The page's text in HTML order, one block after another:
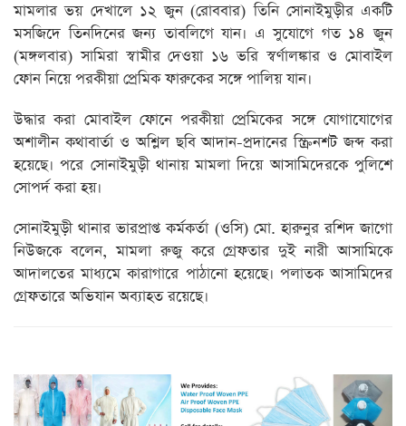
মামলার ভয় দেখালে ১২ জুন (রোববার) তিনি সোনাইমুড়ীর একটি
মসজিদে তিনদিনের জন্য তাবলিগে যান। এ সুযোগে গত ১৪ জুন
(মঙ্গলবার) সামিরা স্বামীর দেওয়া ১৬ ভরি স্বর্ণালঙ্কার ও মোবাইল
ফোন নিয়ে পরকীয়া প্রেমিক ফারুকের সঙ্গে পালিয় যান।
উদ্ধার করা মোবাইল ফোনে পরকীয়া প্রেমিকের সঙ্গে যোগাযোগের
অশালীন কথাবার্তা ও অশ্লিল ছবি আদান-প্রদানের স্ক্রিনশট জব্দ করা
হয়েছে। পরে সোনাইমুড়ী থানায় মামলা দিয়ে আসামিদেরকে পুলিশে
সোপর্দ করা হয়।
সোনাইমুড়ী থানার ভারপ্রাপ্ত কর্মকর্তা (ওসি) মো. হারুনুর রশিদ জাগো
নিউজকে বলেন, মামলা রুজু করে গ্রেফতার দুই নারী আসামিকে
আদালতের মাধ্যমে কারাগারে পাঠানো হয়েছে। পলাতক আসামিদের
গ্রেফতারে অভিযান অব্যাহত রয়েছে।